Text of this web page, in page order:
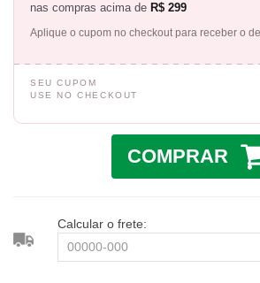
nas compras acima de R$ 299
Aplique o cupom no checkout para receber o
SEU CUPOM
USE NO CHECKOUT
COMPRAR
Calcular o frete: